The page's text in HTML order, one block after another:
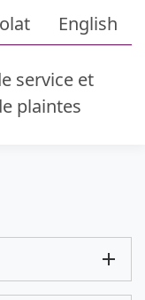
English
service et
plaintes